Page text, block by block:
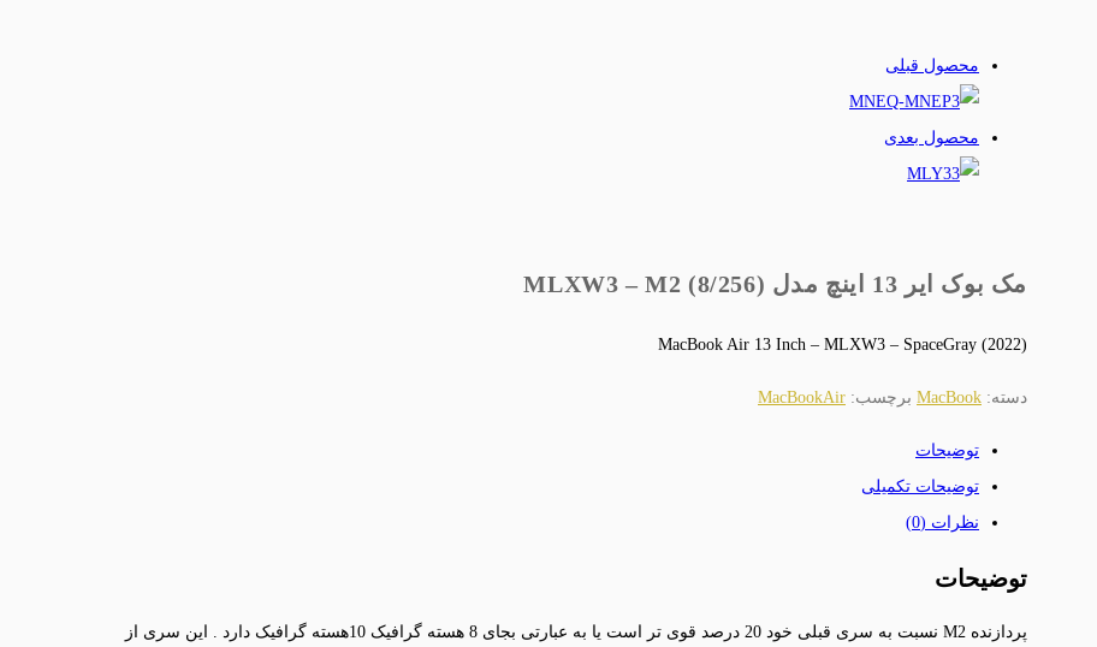
محصول قبلی
محصول بعدی
مک بوک ایر 13 اینچ مدل (8/256) MLXW3 – M2
(2022) MacBook Air 13 Inch – MLXW3 – SpaceGray
دسته: MacBook برچسب: MacBookAir
توضیحات
توضیحات تکمیلی
نظرات (0)
توضیحات
پردازنده M2 نسبت به سری قبلی خود 20 درصد قوی تر است یا به عبارتی بجای 8 هسته گرافیک 10هسته گرافیک دارد . این سری از